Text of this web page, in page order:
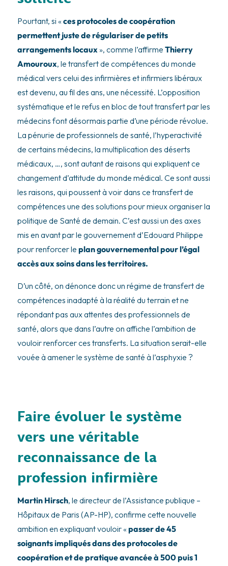
Pourtant, si «ces protocoles de coopération
permettent juste de régulariser de petits
arrangements locaux », comme l’affirme Thierry
Amouroux, le transfert de compétences du monde
médical vers celui des infirmières et infirmiers libéraux
est devenu, au fil des ans, une nécessité. L’opposition
systématique et le refus en bloc de tout transfert par les
médecins font désormais partie d’une période révolue.
La pénurie de professionnels de santé, l’hyperactivité
de certains médecins, la multiplication des déserts
médicaux, …, sont autant de raisons qui expliquent ce
changement d’attitude du monde médical. Ce sont aussi
les raisons, qui poussent à voir dans ce transfert de
compétences une des solutions pour mieux organiser la
politique de Santé de demain. C’est aussi un des axes
mis en avant par le gouvernement d’Edouard Philippe
pour renforcer le plan gouvernemental pour l’égal
accès aux soins dans les territoires.
D’un côté, on dénonce donc un régime de transfert de
compétences inadapté à la réalité du terrain et ne
répondant pas aux attentes des professionnels de
santé, alors que dans l’autre on affiche l’ambition de
vouloir renforcer ces transferts. La situation serait-elle
vouée à amener le système de santé à l’asphyxie ?
Faire évoluer le système
vers une véritable
reconnaissance de la
profession infirmière
Martin Hirsch, le directeur de l’Assistance publique –
Hôpitaux de Paris (AP-HP), confirme cette nouvelle
ambition en expliquant vouloir «passer de 45
soignants impliqués dans des protocoles de
coopération et de pratique avancée à 500 puis 1